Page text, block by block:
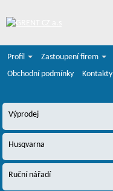
Profil
Zastoupení firem
Obchodní podmínky
Kontakty
Výprodej
Husqvarna
Ruční nářadí